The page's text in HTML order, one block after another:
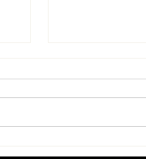
Indios aclaran
cambio